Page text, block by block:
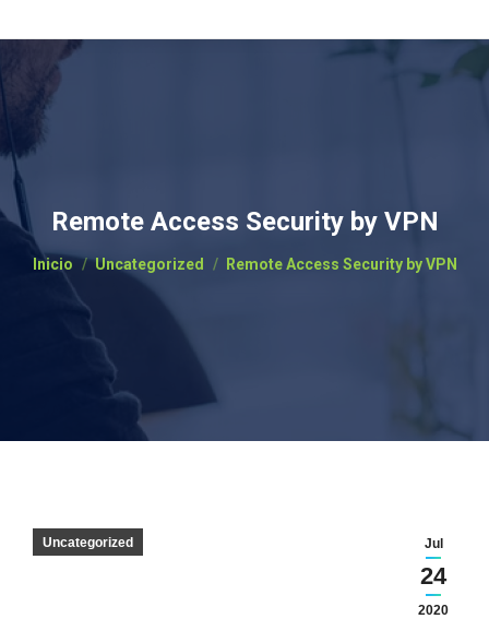
Remote Access Security by VPN
Estás aquí:
Inicio Uncategorized Remote Access Security by VPN
Jul
24
2020
Uncategorized